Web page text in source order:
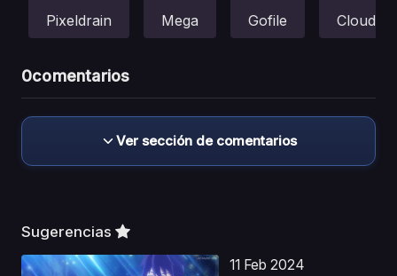
Pixeldrain Mega Gofile Cloud
0comentarios
Ver sección de comentarios
Sugerencias
11 Feb 2024